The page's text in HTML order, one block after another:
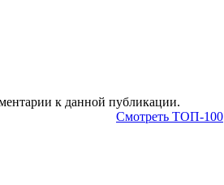
к данной публикации.
Смотреть ТОП-100